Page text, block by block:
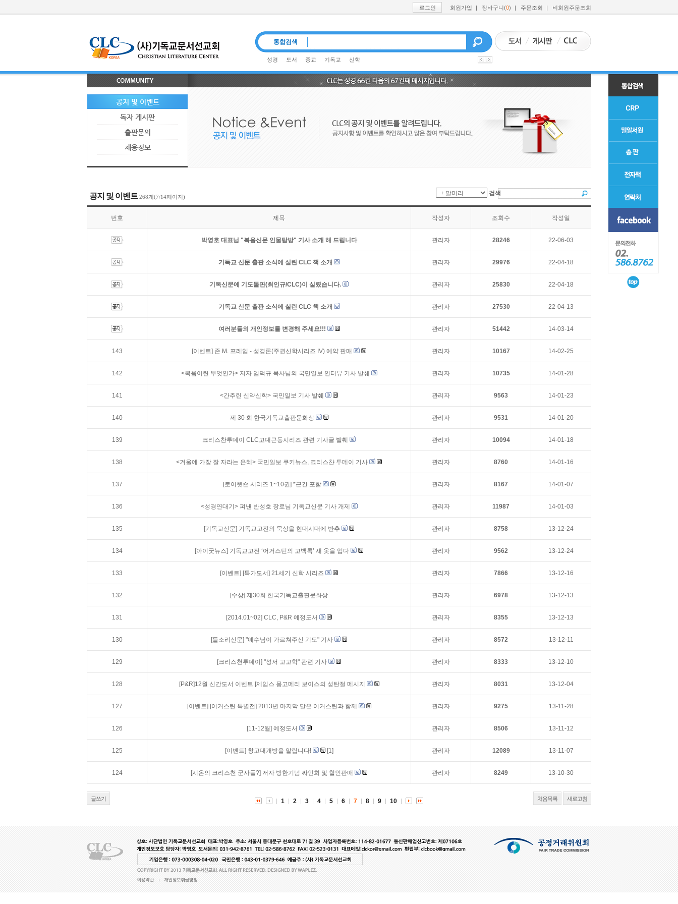
로그인 회원가입 | 장바구니(0) | 주문조회 | 비회원주문조회
통합검색
성경 도서 종교 기독교
신학
공지 및 이벤트
독자 게시판
출판문의
채용정보
공지 및 이벤트268개(7/14페이지)
검색
번호 제목 작성자 조회수 작성일
박영호 대표님 "복음신문 인물탐방" 기사 소개 해 드립니다 관리자 28246 22-06-03
기독교 신문 출판 소식에 실린 CLC 책 소개 관리자 29976 22-04-18
기독신문에 기도돌판(최인규/CLC)이 실렸습니다. 관리자 25830 22-04-18
기독교 신문 출판 소식에 실린 CLC 책 소개 관리자 27530 22-04-13
여러분들의 개인정보를 변경해 주세요!!! 관리자 51442 14-03-14
143 [이벤트] 존 M. 프레임 - 성경론(주권신학시리즈 IV) 예약 판매 관리자 10167 14-02-25
142 <복음이란 무엇인가> 저자 임덕규 목사님의 국민일보 인터뷰 기사 발췌 관리자 10735 14-01-28
141 <간추린 신약신학> 국민일보 기사 발췌 관리자 9563 14-01-23
140 제 30 회 한국기독교출판문화상 관리자 9531 14-01-20
139 크리스찬투데이 CLC고대근동시리즈 관련 기사글 발췌 관리자 10094 14-01-18
138 <겨울에 가장 잘 자라는 은혜> 국민일보 쿠키뉴스, 크리스챤 투데이 기사 관리자 8760 14-01-16
137 [로이헷숀 시리즈 1~10권] *근간 포함 관리자 8167 14-01-07
136 <성경연대기> 펴낸 반성호 장로님 기독교신문 기사 개제 관리자 11987 14-01-03
135 [기독교신문] 기독교고전의 묵상을 현대시대에 반추 관리자 8758 13-12-24
134 [아이굿뉴스] 기독교고전 ‘어거스틴의 고백록’ 새 옷을 입다 관리자 9562 13-12-24
133 [이벤트] [특가도서] 21세기 신학 시리즈 관리자 7866 13-12-16
132 [수상] 제30회 한국기독교출판문화상 관리자 6978 13-12-13
131 [2014.01~02] CLC, P&R 예정도서 관리자 8355 13-12-13
130 [들소리신문] "예수님이 가르쳐주신 기도" 기사 관리자 8572 13-12-11
129 [크리스천투데이] "성서 고고학" 관련 기사 관리자 8333 13-12-10
128 [P&R]12월 신간도서 이벤트 [제임스 몽고메리 보이스의 성탄절 메시지 관리자 8031 13-12-04
127 [이벤트] [어거스틴 특별전] 2013년 마지막 달은 어거스틴과 함께 관리자 9275 13-11-28
126 [11-12월] 예정도서 관리자 8506 13-11-12
125 [이벤트] 창고대개방을 알립니다! [1] 관리자 12089 13-11-07
124 [시온의 크리스천 군사들?] 저자 방한기념 싸인회 및 할인판매 관리자 8249 13-10-30
글쓰기 처음목록 새로고침
1 2 3 4 5 6 7 8 9 10